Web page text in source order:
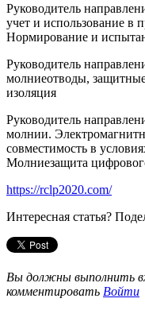
Руководитель
учет и использование в
Нормирование и
Руководитель
молниеотводы,
изоляция
Руководитель
молнии.
совместимость в
Молниезащита
https://rclp2020.com/
Интересная статья?
Вы должны выполнить
комментировать Войти